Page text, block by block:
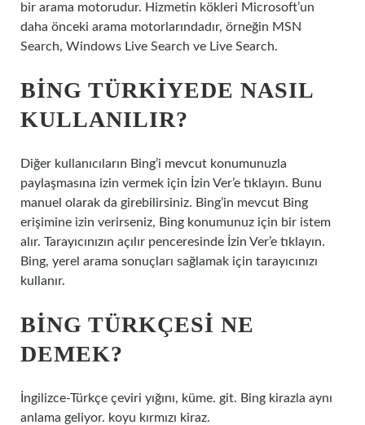
bir arama motorudur. Hizmetin kökleri Microsoft’un
daha önceki arama motorlarındadır, örneğin MSN
Search, Windows Live Search ve Live Search.
BING TÜRKIYEDE NASIL
KULLANILIR?
Diğer kullanıcıların Bing’i mevcut konumunuzla
paylaşmasına izin vermek için İzin Ver’e tıklayın. Bunu
manuel olarak da girebilirsiniz. Bing’in mevcut Bing
erişimine izin verirseniz, Bing konumunuz için bir istem
alır. Tarayıcınızın açılır penceresinde İzin Ver’e tıklayın.
Bing, yerel arama sonuçları sağlamak için tarayıcınızı
kullanır.
BING TÜRKÇESI NE
DEMEK?
İngilizce-Türkçe çeviri yığını, küme. git. Bing kirazla aynı
anlama geliyor. koyu kırmızı kiraz.